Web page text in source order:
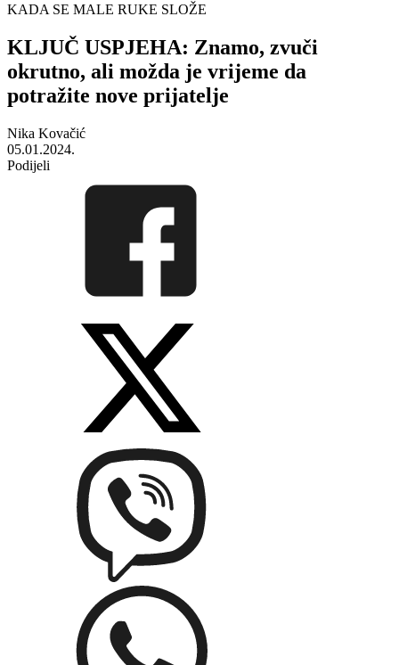
KADA SE MALE RUKE SLOŽE
KLJUČ USPJEHA: Znamo, zvuči
okrutno, ali možda je vrijeme da
potražite nove prijatelje
Nika Kovačić
05.01.2024.
Podijeli